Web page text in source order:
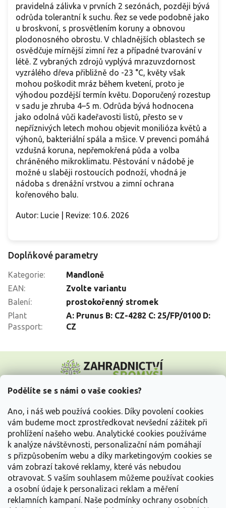
Podělíte se s námi o vaše cookies?
Ano, i náš web používá cookies. Díky povolení cookies
vám budeme moct zprostředkovat nevšední zážitek při
prohlížení našeho webu. Analytické cookies používáme
k analýze návštěvnosti, personalizační nám pomáhají
s přizpůsobením webu a díky marketingovým cookies se
vám zobrazí takové reklamy, které vás nebudou
otravovat. S vaším souhlasem můžeme používat cookies
a osobní údaje k personalizaci reklam a měření
reklamních kampaní. Naše podmínky ochrany osobních
pravidelná zálivka v prvních 2 sezónách, později bývá
odrůda tolerantní k suchu. Řez se vede podobně jako
u broskvoní, s prosvětlením koruny a obnovou
plodonosného obrostu. V chladnějších oblastech se
osvědčuje mírnější zimní řez a případné tvarování v
létě. Z vybraných zdrojů vyplývá mrazuvzdornost
vyzrálého dřeva přibližně do -23 °C, květy však
mohou poškodit mráz během kvetení, proto je
výhodou pozdější termín květu. Doporučený rozestup
v sadu je zhruba 4–5 m. Odrůda bývá hodnocena
jako odolná vůči kadeřavosti listů, přesto se v
nepříznivých letech mohou objevit monilióza květů a
výhonů, bakteriální spála a mšice. V prevenci pomáhá
vzdušná koruna, nepřemokřená půda a volba
chráněného mikroklimatu. Pěstování v nádobě je
možné u slaběji rostoucích podnoží, vhodná je
nádoba s drenážní vrstvou a zimní ochrana
kořenového balu.
Autor: Lucie | Revize: 10.6. 2026
Doplňkové parametry
Kategorie:
Mandloně
EAN:
Zvolte variantu
Balení:
prostokořenný stromek
Plant
Passport:
A: Prunus B: CZ-4282 C: 25/FP/0100 D:
CZ
p
Vše o nákupu
Informace pro Vás
Kontakujte nás